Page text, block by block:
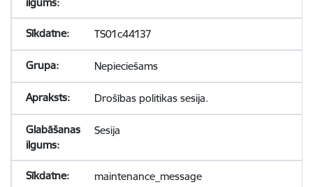
TS01c44137
Nepieciešams
Drošības politikas sesija.
Sesija
maintenance_message